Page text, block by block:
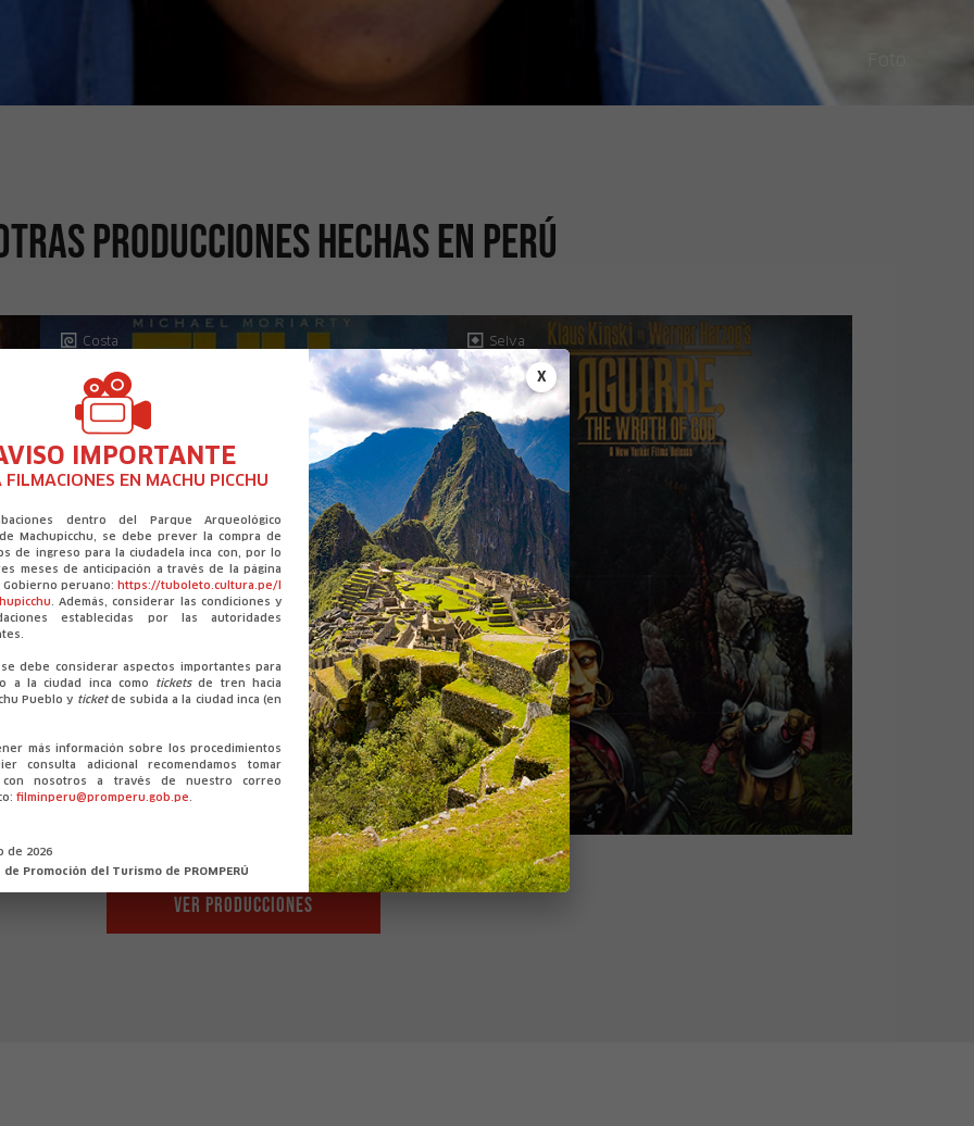
IMPORTANTE
FILMACIONES EN MACHU PICCHU
dentro del Parque Arqueológico
Machupicchu, se debe prever la compra de
de ingreso para la ciudadela inca con, por lo
meses de anticipación a través de la página
Gobierno peruano: https://tuboleto.cultura.pe/l
. Además, considerar las condiciones y
establecidas por las autoridades
debe considerar aspectos importantes para
a la ciudad inca como ticketsde tren hacia
Pueblo y ticketde subida a la ciudad inca (en
más información sobre los procedimientos
consulta adicional recomendamos tomar
con nosotros a través de nuestro correo
filminperu@promperu.gob.pe .
de 2026
Promoción del Turismo de PROMPERÚ
X
Foto:
producciones hechas en Perú
Costa Selva
VER PRODUCCIONES